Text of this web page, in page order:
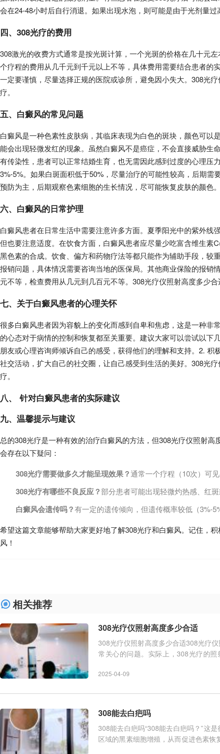
会在24-48小时后自行消退。如果出现水泡，则可能是由于光剂量
四、308光疗的费用
308激光的收费方式通常是按光斑计算，一个光斑的价格在几十元
个疗程的费用从几千元到千元以上不等，具体费用需要结合患者
一定要谨慎，尽量选择正规的医院或诊所，避免因小失大。308光
疗。
五、白癜风的常见问题
白癜风是一种色素性皮肤病，其临床表现为白色的斑块，颜色可
能会出现轻微发红的现象。虽然白癜风不是癌症，不会直接威胁
有传染性，患者可以正常结婚生育，也无需因此感到过度的心理压
3%-5%。如果白斑面积低于50%，尽量治疗的可能性较高，后期
预防为主，后期观察色素细胞的生长情况，尽可能恢复皮肤的颜色
六、白癜风的日常护理
白癜风患者在日常生活中需要注意许多方面。夏季阳光中的紫外
但也要注意适度。在饮食方面，白癜风患者应尽量少吃富含维生
黑色素的合成。饮食、偏方和药物疗法等都只能作为辅助手段，
报销问题，具体情况需要咨询当地的医保局。其他商业保险的报
元不等，检查费用从几元到几百元不等。308光疗仪照射高度多少
七、关于白癜风患者的心理关怀
很多白癜风患者因为容貌上的变化而感到自卑和焦虑，这是一种
的心态对于病情的控制和恢复都至关重要。建议大家可以尝试以
朋友或心理咨询师倾诉自己的感受，获得他们的理解和支持。2.
社交活动，扩大自己的社交圈，让自己感受到生活的美好。308光
疗。
八、 针对白癜风患者的实际建议
九、温馨提示与建议
总的308光疗是一种有效的治疗白癜风的方法，但308光疗仪照射
会存在以下疑问：
308光疗需要做多久才能呈现效果？通常一个疗程（10次）可
308光疗有哪些不良反应？部分患者可能出现轻微灼热感、红
白癜风会遗传吗？有一定的遗传倾向，但遗传概率较低（3%-
希望这篇文章能够帮助大家更好地了解308光疗和白癜风。记住，
风！
相关推荐
308光疗仪照射高度多少合适
308光疗仪照射高度多少合适308光疗
常关心的问题。实际上，308光疗的
2025-04-09
308能去白疤吗
308能去白疤吗“308能去白疤吗？”这
区域的黑素细胞增殖，从而促进色素